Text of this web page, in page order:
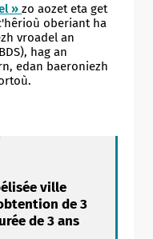
» zo aozet eta get
oberiant ha
vroadel an
hag an
edan baeroniezh
ville
de 3
de 3 ans